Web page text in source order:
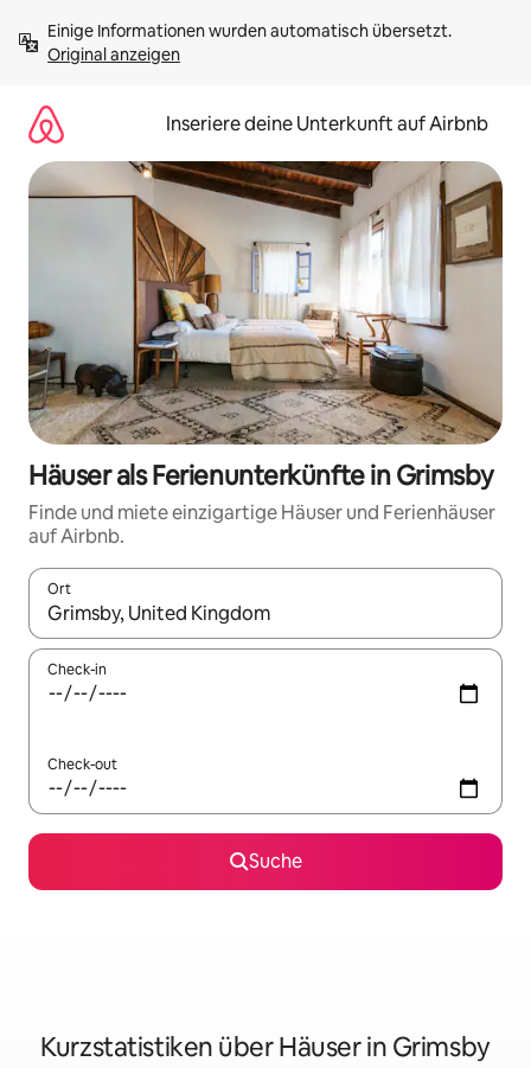
Inhalten
springenOriginal anzeigen
Inseriere deine Unterkunft auf Airbnb
Häuser als Ferienunterkünfte in Grimsby
Finde und miete einzigartige Häuser und Ferienhäuser
auf Airbnb.
Ort
Wenn Ergebnisse verfügbar sind, navigiere mit den
Check-in
Check-out
Suche
Kurzstatistiken über Häuser in Grimsby